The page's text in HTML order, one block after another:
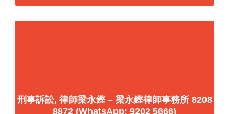
刑事訴訟, 律師梁永鏗 – 梁永鏗律師事務所 8208
8872 (WhatsApp: 9202 5666)